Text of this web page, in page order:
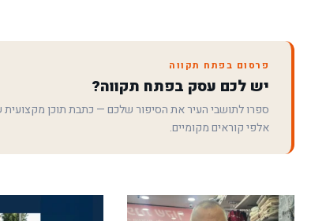
פרסום בפתח תקווה
יש לכם עסק בפתח תקווה?
ספרו לתושבי העיר את הסיפור שלכם — כתבת תוכן
אלפי קוראים מקומיים.